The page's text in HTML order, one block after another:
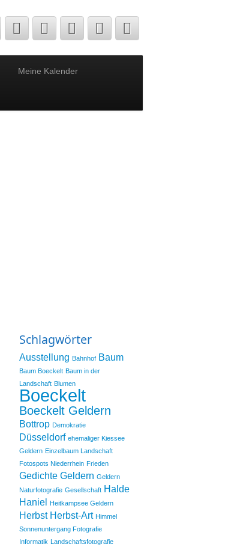
Meine Kalender
Schlagwörter
Ausstellung Bahnhof Baum
Baum Boeckelt Baum in der
Landschaft Blumen
Boeckelt
Boeckelt Geldern
Bottrop Demokratie
Düsseldorf ehemaliger Kiessee
Geldern Einzelbaum Landschaft
Fotospots Niederrhein Frieden
Gedichte Geldern Geldern
Naturfotografie Gesellschaft Halde
Haniel
Heitkampsee Geldern
Herbst Herbst-Art Himmel
Sonnenuntergang Fotografie
Informatik Landschaftsfotografie